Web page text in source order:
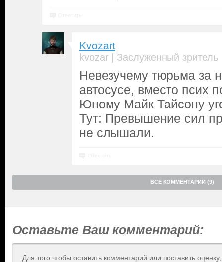
Kvozart
kvozar | Заслуженный зритель
Невезучему тюрьма за
автосусе, вместо псих
Юному Майк Тайсону
Тут: Превышение сил
не слышали.
ВСЕ КОММЕНТАРИИ (9)
Оставьте Ваш комментарий:
Для того чтобы оставить комментарий или поставить